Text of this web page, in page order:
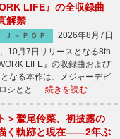
LIFE』の全収録曲
解禁
Ｊ－ＰＯＰ
2026年8月7日
10月7日リリースとなる8th
LIFE』の収録曲および
なる本作は、メジャーデビ
シとと … 続きを読む
＞鷲尾伶菜、初披露の
く軌跡と現在――2年ぶ